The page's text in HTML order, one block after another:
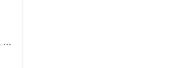
Dam, Eau de toilette, 30 ml, Crystal, Mysk, Apelsin, Äpple, Lotus, Viol, Citron/Citrus, Ros, Kaffe, Aldehyder, Pion, Trä, Granatäpple, Yuzu, Mahogny, Magnolia, Läder, Ambra